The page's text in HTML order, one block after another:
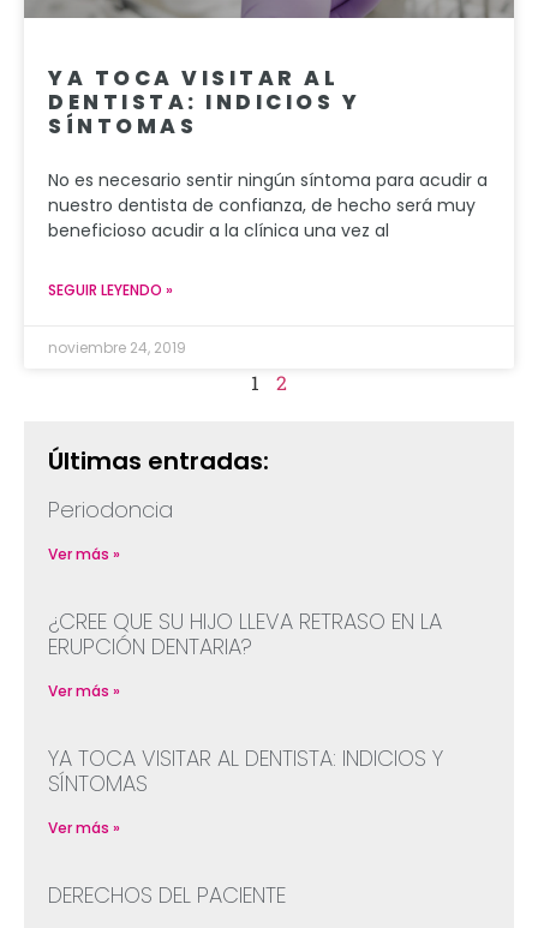
YA TOCA VISITAR AL
DENTISTA: INDICIOS Y
SÍNTOMAS
No es necesario sentir ningún síntoma para acudir a
nuestro dentista de confianza, de hecho será muy
beneficioso acudir a la clínica una vez al
SEGUIR LEYENDO »
noviembre 24, 2019
1 2
Últimas entradas:
Periodoncia
Ver más »
¿CREE QUE SU HIJO LLEVA RETRASO EN LA
ERUPCIÓN DENTARIA?
Ver más »
YA TOCA VISITAR AL DENTISTA: INDICIOS Y
SÍNTOMAS
Ver más »
DERECHOS DEL PACIENTE